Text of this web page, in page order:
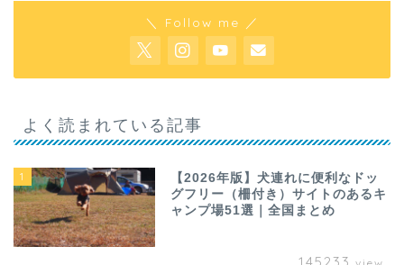
＼ Follow me ／
よく読まれている記事
1
【2026年版】犬連れに便利なドッ
グフリー（柵付き）サイトのあるキ
ャンプ場51選｜全国まとめ